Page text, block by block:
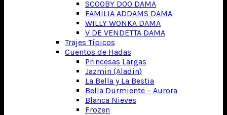
SCOOBY DOO DAMA
FAMILIA ADDAMS DAMA
WILLY WONKA DAMA
V DE VENDETTA DAMA
Trajes Típicos
Cuentos de Hadas
Princesas Largas
Jazmin (Aladin)
La Bella y La Bestia
Bella Durmiente – Aurora
Blanca Nieves
Frozen